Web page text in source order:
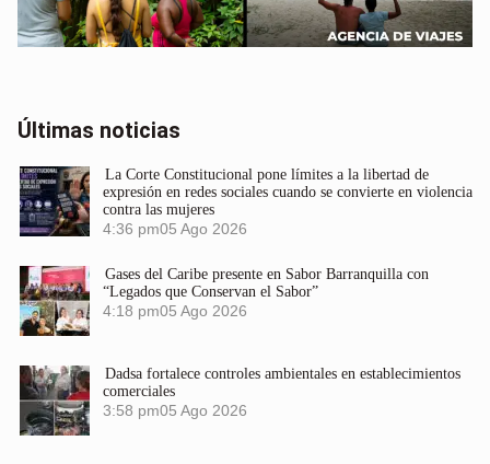
Últimas noticias
La Corte Constitucional pone límites a la libertad de
expresión en redes sociales cuando se convierte en violencia
contra las mujeres
4:36 pm05 Ago 2026
Gases del Caribe presente en Sabor Barranquilla con
“Legados que Conservan el Sabor”
4:18 pm05 Ago 2026
Dadsa fortalece controles ambientales en establecimientos
comerciales
3:58 pm05 Ago 2026